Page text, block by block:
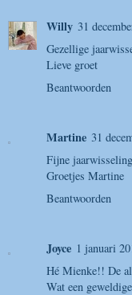
Willy 31
Gezellige
Lieve groet
Beantwoorden
Martine 31
Fijne
Groetjes Martine
Beantwoorden
Joyce 1 januari
Hé Mienke!! De
Wat een